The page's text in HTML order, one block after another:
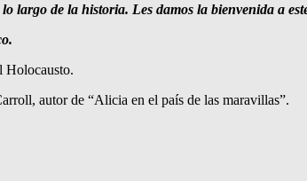
largo de la historia. Les damos la bienvenida a
Holocausto.
autor de “Alicia en el país de las maravillas”.